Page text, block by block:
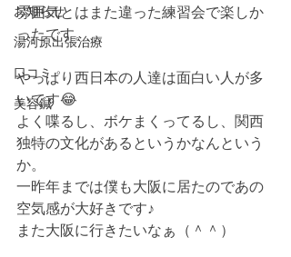
お知らせ
湯河原出張治療
口コミ
美容鍼
雰囲気とはまた違った練習会で楽しか
ったです。
やっぱり西日本の人達は面白い人が多
いです😂
よく喋るし、ボケまくってるし、関西
独特の文化があるというかなんという
か。
一昨年までは僕も大阪に居たのであの
空気感が大好きです♪
また大阪に行きたいなぁ（＾＾）